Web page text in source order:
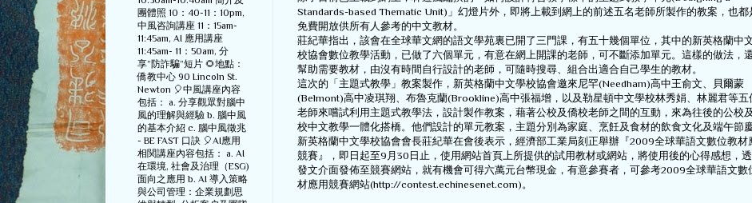
Standards-based Thematic Unit)」幻燈片外，即將上載到網上的前述五名老師所製作的教案，也都
免費開放供所有人參考的中文教材。
莊紀華指出，該會在全球華文網的語文學苑裏已開了三門課，有五十幾個單位，其中的新英格蘭中
校協會數位教學活動，已做了六個單元，有意在網上開課的老師，可不斷添加單元。這樣的做法，
幫助需要教材，由沒有時間自行設計的老師，可隨時搜尋、組合出適合自己學生的教材。
這次的「主題式教學」教案製作，新英格蘭中文學校協會邀來尼罕(Needham)高中王俞文、貝爾蒙
(Belmont)高中凌琪翔、布魯克蘭(Brookline)高中張福增，以及勒星頓中文學校林秀娟、林麗君等五
老師來嚐試利用主題式教學法，設計製作教案，藉著公校及僑校老師之間的互動，來為往後的公校
校中文教學一體化搭橋。他們設計的單元教案，主題分別為家庭、烹飪及食材的飲食文化及端午節慶
新英格蘭中文學校協會會長莊紀華在會後表示，經濟部工業局刻正舉辦『2009全球華語文數位教材
競賽』，即日起至9月30日止，使用網站首頁上所提供的試用教材或網站，將使用後的心得感想，
發文介面發佈至競賽網站，就有機會可得六萬元台幣現金，有意參賽者，可參考2009全球華語文數
材應用競賽網站(http://contest.echinesenet.com)。
團體照 10：40-11：10pm,
中風咨詢講座 11：15am-
11:45am, AI 應用講座
11:45am- 11：50am, 分
享”防詐騙”短片 🌻地點：
僑教中心 90 Lincoln St.
Newton 🎈中風講座內容
包括： a. 分享觀眾對腦中
風的理解與經驗 b. 腦中風
的基本介紹 c. 腦中風徵兆
- BE FAST 口訣 🎈AI應用
相関講座內容包括： a. AI
在環境, 社會及治理（ESG)
面向之應用 b. AI 導入策略
與公司管理：企業規劃思